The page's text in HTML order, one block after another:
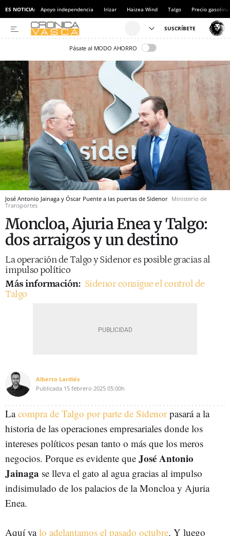
ES NOTICIA: Apoyo independencia Irizar Haizea Wind Talgo Precio gasolina
Pásate al MODO AHORRO
José Antonio Jainaga y Óscar Puente a las puertas de Sidenor Ministerio de
Transportes
Moncloa, Ajuria Enea y Talgo:
dos arraigos y un destino
La operación de Talgo y Sidenor es posible gracias al
impulso político
Más información: Sidenor consigue el control de
Talgo
Alberto Lardiés
Publicada 15 febrero 2025 05:00h
Lacompra de Talgo por parte de Sidenorpasará a la
historia de las operaciones empresariales donde los
intereses políticos pesan tanto o más que los meros
negocios. Porque es evidente que José Antonio
Jainaga se lleva el gato al agua gracias al impulso
indisimulado de los palacios de la Moncloa y Ajuria
Enea.
Aquí yalo adelantamos el pasado octubre. Y luego